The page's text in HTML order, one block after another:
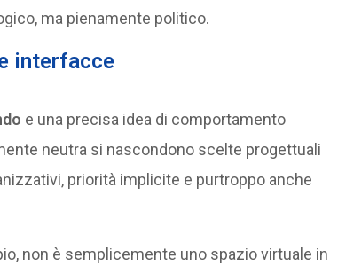
ma pienamente politico.
interfacce
e una precisa idea di comportamento
neutra si nascondono scelte progettuali
priorità implicite e purtroppo anche
non è semplicemente uno spazio virtuale in